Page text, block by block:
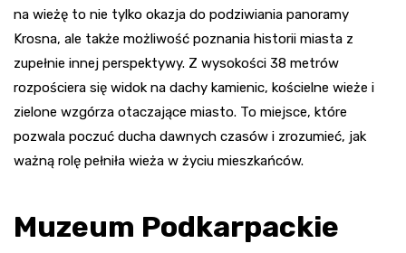
na wieżę to nie tylko okazja do podziwiania panoramy
Krosna, ale także możliwość poznania historii miasta z
zupełnie innej perspektywy. Z wysokości 38 metrów
rozpościera się widok na dachy kamienic, kościelne wieże i
zielone wzgórza otaczające miasto. To miejsce, które
pozwala poczuć ducha dawnych czasów i zrozumieć, jak
ważną rolę pełniła wieża w życiu mieszkańców.
Muzeum Podkarpackie